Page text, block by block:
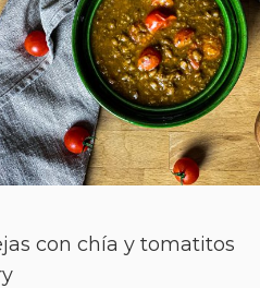
con chía y tomatitos